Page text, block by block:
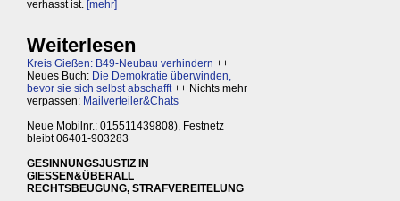
verhasst ist. [mehr]
Weiterlesen
Kreis Gießen: B49-Neubau verhindern ++
Neues Buch: Die Demokratie überwinden,
bevor sie sich selbst abschafft++ Nichts mehr
verpassen: Mailverteiler&Chats
Neue Mobilnr.: 015511439808), Festnetz
bleibt 06401-903283
GESINNUNGSJUSTIZ IN
GIESSEN&ÜBERALL
RECHTSBEUGUNG, STRAFVEREITELUNG